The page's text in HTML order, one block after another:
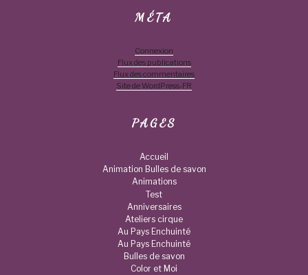
MÉTA
Connexion
Flux des publications
Flux des commentaires
Site de WordPress-FR
PAGES
Accueil
Animation Bulles de savon
Animations
Test
Anniversaires
Ateliers cirque
Au Pays Enchuinté
Au Pays Enchuinté
Bulles de savon
Color et Moi